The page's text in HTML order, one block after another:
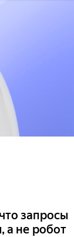
запросы
а не робот